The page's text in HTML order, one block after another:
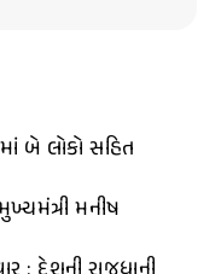
બે લોકો સહિત
મનીષ